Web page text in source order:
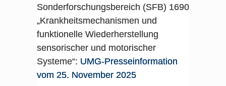
Sonderforschungsbereich (SFB) 1690
„Krankheitsmechanismen und
funktionelle Wiederherstellung
sensorischer und motorischer
Systeme“: UMG-Presseinformation
vom 25. November 2025